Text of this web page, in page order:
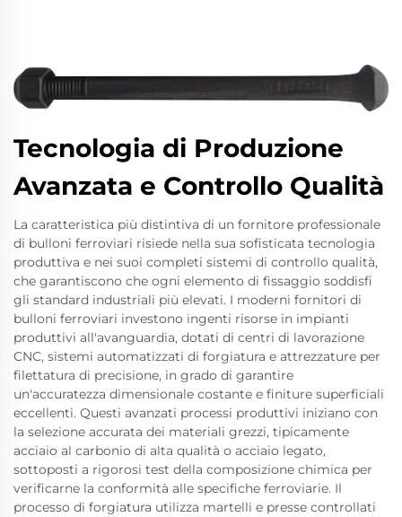
Tecnologia di Produzione
Avanzata e Controllo Qualità
La caratteristica più distintiva di un fornitore professionale
di bulloni ferroviari risiede nella sua sofisticata tecnologia
produttiva e nei suoi completi sistemi di controllo qualità,
che garantiscono che ogni elemento di fissaggio soddisfi
gli standard industriali più elevati. I moderni fornitori di
bulloni ferroviari investono ingenti risorse in impianti
produttivi all'avanguardia, dotati di centri di lavorazione
CNC, sistemi automatizzati di forgiatura e attrezzature per
filettatura di precisione, in grado di garantire
un'accuratezza dimensionale costante e finiture superficiali
eccellenti. Questi avanzati processi produttivi iniziano con
la selezione accurata dei materiali grezzi, tipicamente
acciaio al carbonio di alta qualità o acciaio legato,
sottoposti a rigorosi test della composizione chimica per
verificarne la conformità alle specifiche ferroviarie. Il
processo di forgiatura utilizza martelli e presse controllati